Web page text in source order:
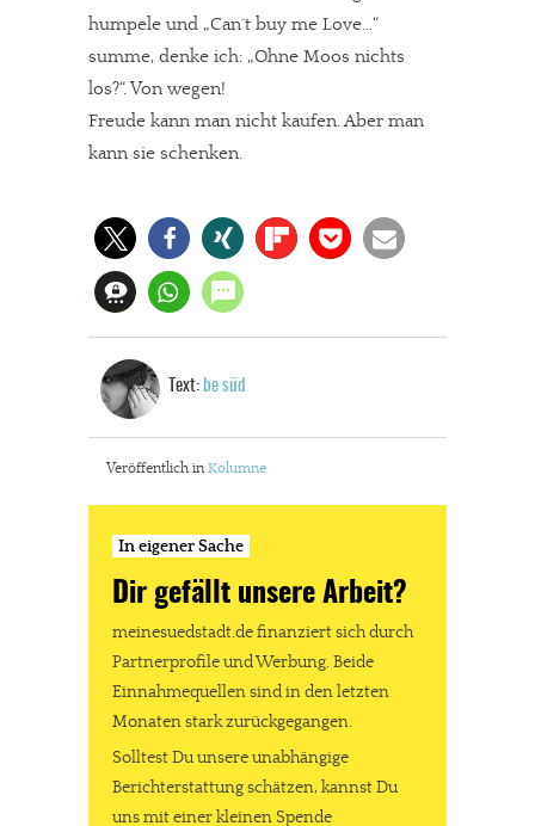
humpele und „Can´t buy me Love…“
summe, denke ich: „Ohne Moos nichts
los?“. Von wegen!
Freude kann man nicht kaufen. Aber man
kann sie schenken.
Text: be süd
Veröffentlich in Kolumne
In eigener Sache
Dir gefällt unsere Arbeit?
meinesuedstadt.de finanziert sich durch
Partnerprofile und Werbung. Beide
Einnahmequellen sind in den letzten
Monaten stark zurückgegangen.
Solltest Du unsere unabhängige
Berichterstattung schätzen, kannst Du
uns mit einer kleinen Spende